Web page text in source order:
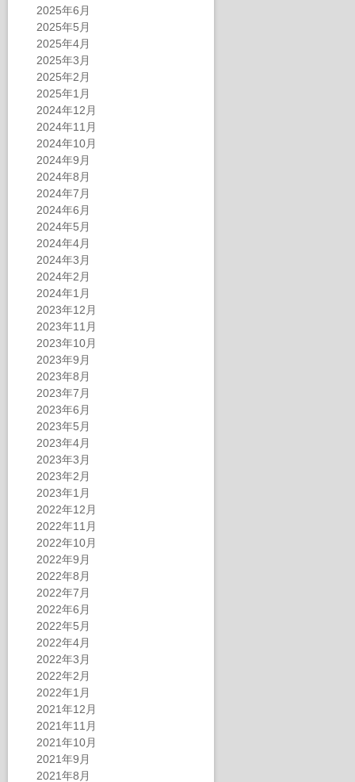
2025年6月
2025年5月
2025年4月
2025年3月
2025年2月
2025年1月
2024年12月
2024年11月
2024年10月
2024年9月
2024年8月
2024年7月
2024年6月
2024年5月
2024年4月
2024年3月
2024年2月
2024年1月
2023年12月
2023年11月
2023年10月
2023年9月
2023年8月
2023年7月
2023年6月
2023年5月
2023年4月
2023年3月
2023年2月
2023年1月
2022年12月
2022年11月
2022年10月
2022年9月
2022年8月
2022年7月
2022年6月
2022年5月
2022年4月
2022年3月
2022年2月
2022年1月
2021年12月
2021年11月
2021年10月
2021年9月
2021年8月